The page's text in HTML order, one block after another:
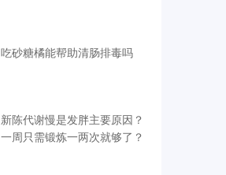
吃砂糖橘能帮助清肠排毒吗
新陈代谢慢是发胖主要原因？
一周只需锻炼一两次就够了？